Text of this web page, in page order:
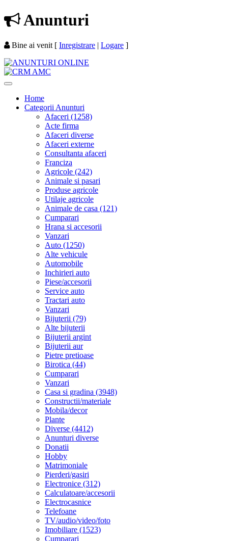
Anunturi
Bine ai venit [ Inregistrare | Logare ]
Home
Categorii Anunturi
Afaceri (1258)
Acte firma
Afaceri diverse
Afaceri externe
Consultanta afaceri
Franciza
Agricole (242)
Animale si pasari
Produse agricole
Utilaje agricole
Animale de casa (121)
Cumparari
Hrana si accesorii
Vanzari
Auto (1250)
Alte vehicule
Automobile
Inchirieri auto
Piese/accesorii
Service auto
Tractari auto
Vanzari
Bijuterii (79)
Alte bijuterii
Bijuterii argint
Bijuterii aur
Pietre pretioase
Birotica (44)
Cumparari
Vanzari
Casa si gradina (3948)
Constructii/materiale
Mobila/decor
Plante
Diverse (4412)
Anunturi diverse
Donatii
Hobby
Matrimoniale
Pierderi/gasiri
Electronice (312)
Calculatoare/accesorii
Electrocasnice
Telefoane
TV/audio/video/foto
Imobiliare (1523)
Cumparari